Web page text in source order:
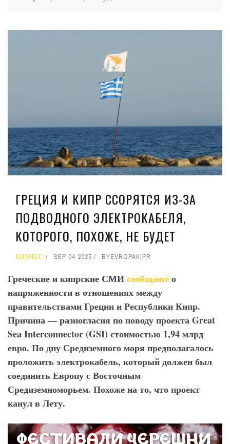
ГРЕЦИЯ И КИПР ССОРЯТСЯ ИЗ-ЗА
ПОДВОДНОГО ЭЛЕКТРОКАБЕЛЯ,
КОТОРОГО, ПОХОЖЕ, НЕ БУДЕТ
БИЗНЕС SEP 04 2025 BYEVROPAKIPR
Греческие и кипрские СМИсообщаюто
напряженности в отношениях между
правительствами Греции и Республики Кипр.
Причина — разногласия по поводу проекта Great
SeaInterconnector (GSI) стоимостью 1,94 млрд
евро. По дну Средиземного моря предполагалось
проложить электрокабель, который должен был
соединить Европу с Восточным
Средиземноморьем. Похоже на то, что проект
канул в Лету.